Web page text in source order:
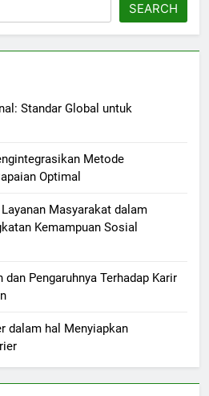
SEARCH
Standar Global untuk
Metode
Optimal
Masyarakat dalam
Kemampuan Sosial
Pengaruhnya Terhadap Karir
dalam hal Menyiapkan